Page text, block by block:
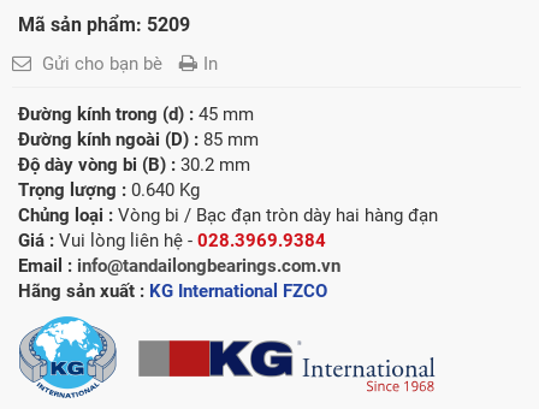
Mã sản phẩm: 5209
Gửi cho bạn bè In
Đường kính trong (d) : 45 mm
Đường kính ngoài (D) : 85 mm
Độ dày vòng bi (B) : 30.2 mm
Trọng lượng : 0.640 Kg
Chủng loại : Vòng bi / Bạc đạn tròn dày hai hàng đạn
Giá : Vui lòng liên hệ - 028.3969.9384
Email : info@tandailongbearings.com.vn
Hãng sản xuất : KG International FZCO